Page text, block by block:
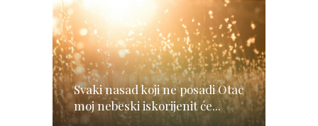
Svaki nasad koji ne posadi Otac
moj nebeski iskorijenit će...